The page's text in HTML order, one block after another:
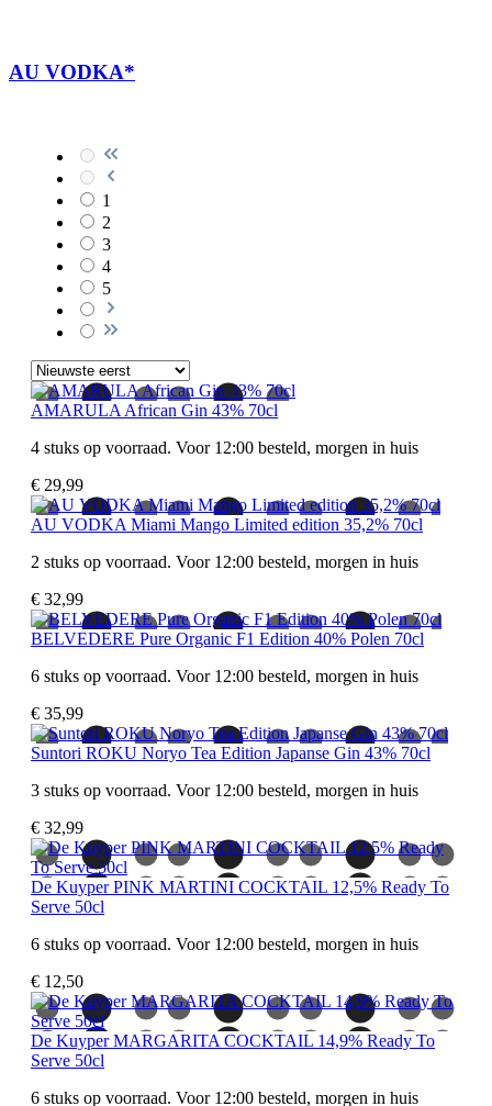
AU VODKA*
1
2
3
4
5
AMARULA African Gin 43% 70cl
4 stuks op voorraad. Voor 12:00 besteld, morgen in huis
€ 29,99
AU VODKA Miami Mango Limited edition 35,2% 70cl
2 stuks op voorraad. Voor 12:00 besteld, morgen in huis
€ 32,99
BELVEDERE Pure Organic F1 Edition 40% Polen 70cl
6 stuks op voorraad. Voor 12:00 besteld, morgen in huis
€ 35,99
Suntori ROKU Noryo Tea Edition Japanse Gin 43% 70cl
3 stuks op voorraad. Voor 12:00 besteld, morgen in huis
€ 32,99
De Kuyper PINK MARTINI COCKTAIL 12,5% Ready To
Serve 50cl
6 stuks op voorraad. Voor 12:00 besteld, morgen in huis
€ 12,50
De Kuyper MARGARITA COCKTAIL 14,9% Ready To
Serve 50cl
6 stuks op voorraad. Voor 12:00 besteld, morgen in huis